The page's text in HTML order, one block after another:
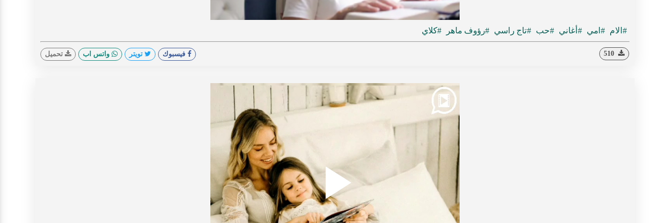
#الام #امي #أغاني #حب #تاج راسي #رؤوف ماهر #كلاي
فيسبوك تويتر واتس اب تحميل
Play